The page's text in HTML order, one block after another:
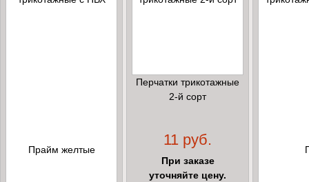
Перчатки трикотажные
2-й сорт
11 руб.
При заказе
уточняйте цену.